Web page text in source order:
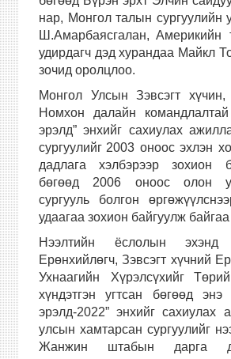
нар, Монгол талын сургуулийн
Ш.Амарбаясгалан, Америкийн
удирдагч дэд хурандаа Майкл
зочид оролцлоо.
Монгол Улсын Зэвсэгт
Номхон далайн
эрэлд” энхийг сахиулах
сургуулийг 2003 оноос эхлэн
дадлага хэлбэрээр зохион
бөгөөд 2006 оноос олон
сургууль болгон
удаагаа зохион байгуулж
Нээлтийн ёслолын
Ерөнхийлөгч, Зэвсэгт хүчний
Ухнаагийн Хүрэлсүхийг
хүндэтгэн угтсан бөгөөд
эрэлд-2022” энхийг сахиулах
улсын хамтарсан сургуулийг
Жанжин штабын дарга